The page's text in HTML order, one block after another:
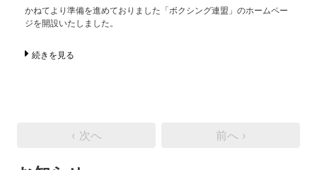
かねてより準備を進めておりました「ボクシング連盟」のホームペー
ジを開設いたしました。
続きを見る
‹ 次へ 前へ ›